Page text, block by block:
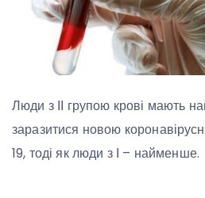
Люди з ІІ групою крові мають
заразитися новою
19, тоді як люди з І – найменше.